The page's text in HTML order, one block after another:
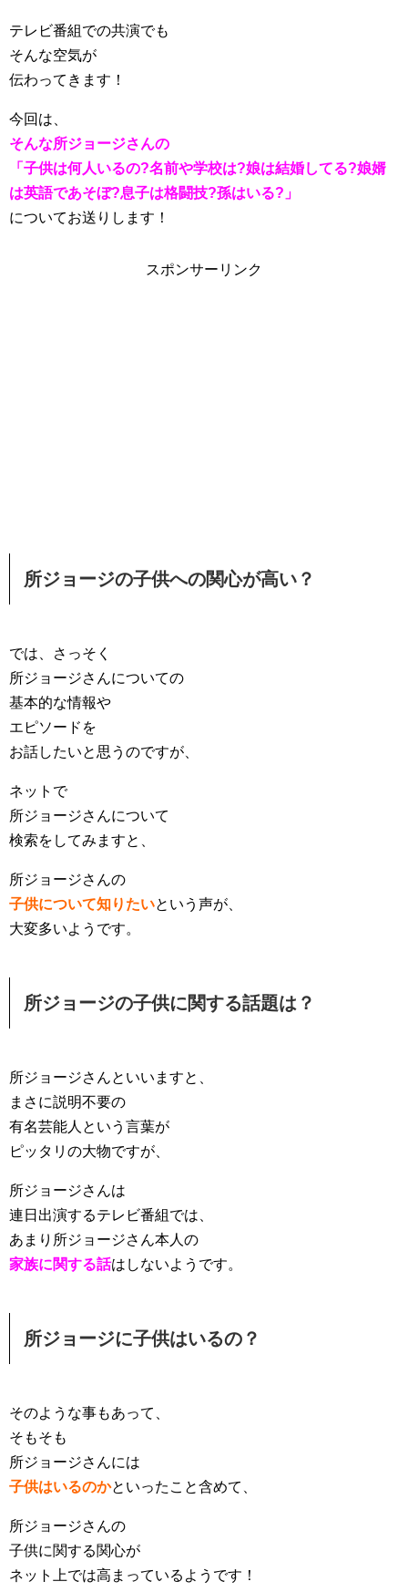
テレビ番組での共演でも
そんな空気が
伝わってきます！
今回は、
そんな所ジョージさんの
「子供は何人いるの?名前や学校は?娘は結婚してる?娘婿
は英語であそぼ?息子は格闘技?孫はいる?」
についてお送りします！
スポンサーリンク
所ジョージの子供への関心が高い？
では、さっそく
所ジョージさんについての
基本的な情報や
エピソードを
お話したいと思うのですが、
ネットで
所ジョージさんについて
検索をしてみますと、
所ジョージさんの
子供について知りたいという声が、
大変多いようです。
所ジョージの子供に関する話題は？
所ジョージさんといいますと、
まさに説明不要の
有名芸能人という言葉が
ピッタリの大物ですが、
所ジョージさんは
連日出演するテレビ番組では、
あまり所ジョージさん本人の
家族に関する話はしないようです。
所ジョージに子供はいるの？
そのような事もあって、
そもそも
所ジョージさんには
子供はいるのかといったこと含めて、
所ジョージさんの
子供に関する関心が
ネット上では高まっているようです！